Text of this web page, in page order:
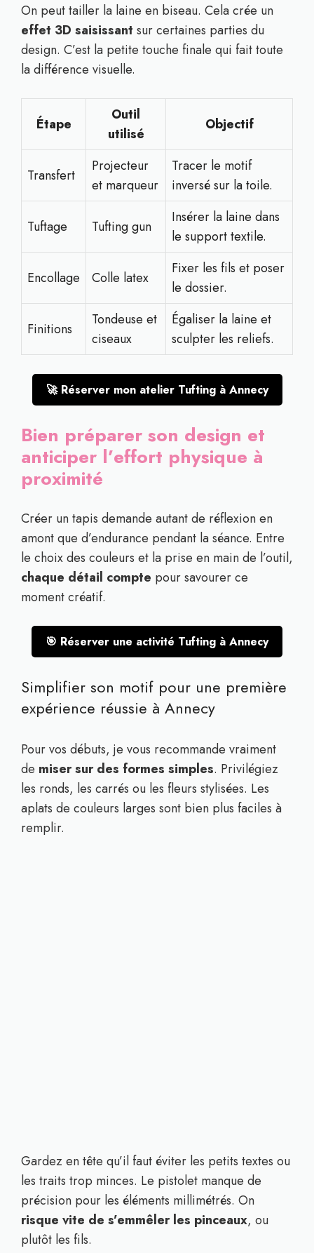
On peut tailler la laine en biseau. Cela crée un
effet 3D saisissant sur certaines parties du
design. C’est la petite touche finale qui fait toute
la différence visuelle.
Étape
Outil
utilisé
Objectif
Transfert
Projecteur
et marqueur
Tracer le motif
inversé sur la toile.
Tuftage Tufting gun
Insérer la laine dans
le support textile.
Encollage Colle latex
Fixer les fils et poser
le dossier.
Finitions
Tondeuse et
ciseaux
Égaliser la laine et
sculpter les reliefs.
🚀 Réserver mon atelier Tufting à Annecy
Bien préparer son design et
anticiper l’effort physique à
proximité
Créer un tapis demande autant de réflexion en
amont que d’endurance pendant la séance. Entre
le choix des couleurs et la prise en main de l’outil,
chaque détail compte pour savourer ce
moment créatif.
🎯 Réserver une activité Tufting à Annecy
Simplifier son motif pour une première
expérience réussie à Annecy
Pour vos débuts, je vous recommande vraiment
de miser sur des formes simples. Privilégiez
les ronds, les carrés ou les fleurs stylisées. Les
aplats de couleurs larges sont bien plus faciles à
remplir.
Gardez en tête qu’il faut éviter les petits textes ou
les traits trop minces. Le pistolet manque de
précision pour les éléments millimétrés. On
risque vite de s’emmêler les pinceaux, ou
plutôt les fils.